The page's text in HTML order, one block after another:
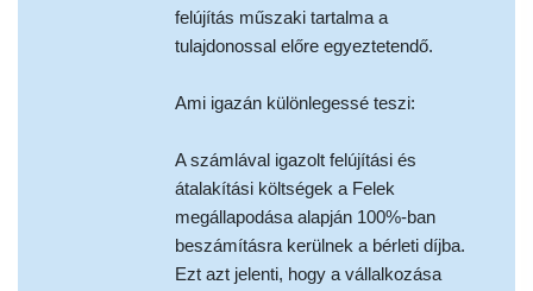
felújítás műszaki tartalma a
tulajdonossal előre egyeztetendő.
Ami igazán különlegessé teszi:
A számlával igazolt felújítási és
átalakítási költségek a Felek
megállapodása alapján 100%-ban
beszámításra kerülnek a bérleti díjba.
Ezt azt jelenti, hogy a vállalkozása